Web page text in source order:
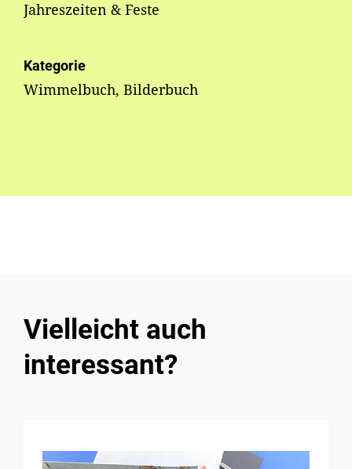
Jahreszeiten & Feste
Kategorie
Wimmelbuch, Bilderbuch
Vielleicht auch
interessant?